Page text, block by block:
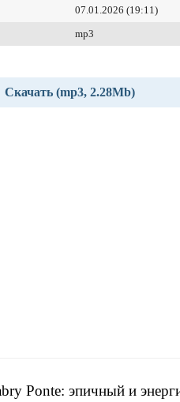
07.01.2026 (19:11)
mp3
Скачать (mp3, 2.28Mb)
Ponte: эпичный и